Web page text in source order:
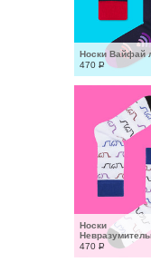
Носки Вайфай
470 Р
Носки
470 Р